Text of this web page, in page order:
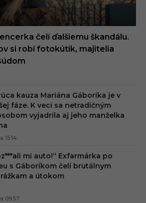
čelí ďalšiemu škandálu.
si robí fotokútik, majitelia
kauza Mariána Gáboríka je v
fáze. K veci sa netradičným
vyjadrila aj jeho manželka
15:14
mi auto!“ Exfarmárka po
s Gáboríkom čelí brutálnym
a útokom
09:57